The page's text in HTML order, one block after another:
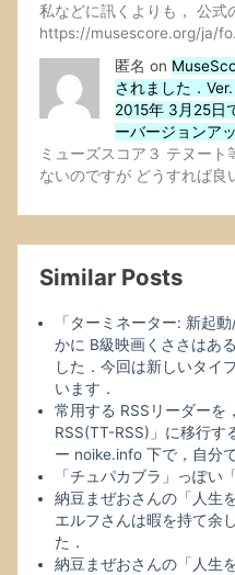
私などに訊くよりも， 公式
https://musescore.org/ja/
匿名 on
されました．
2015年 3月25日
ーバージョンア
ミューズスコア３ テヌート
ないのですが どうすれば
Similar Posts
「ターミネーター: 新起
かに B級映画くささはあ
した．今回は新しいタイ
います．
常用する RSSリーダー
RSS(TT-RSS)」に移行す
ー noike.info 下で，自分
「チュパカブラ」っぽい
納豆まぜおさんの「人生
エルフさんは暇を持て余
た．
納豆まぜおさんの「人生